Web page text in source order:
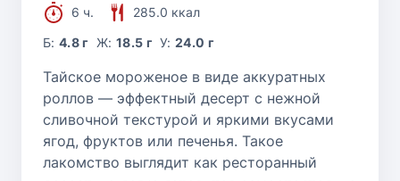
6 ч.
285.0 ккал
Б:4.8 г Ж: 18.5 г У:24.0 г
Тайское мороженое в виде аккуратных
роллов — эффектный десерт с нежной
сливочной текстурой и яркими вкусами
ягод, фруктов или печенья. Такое
лакомство выглядит как ресторанный